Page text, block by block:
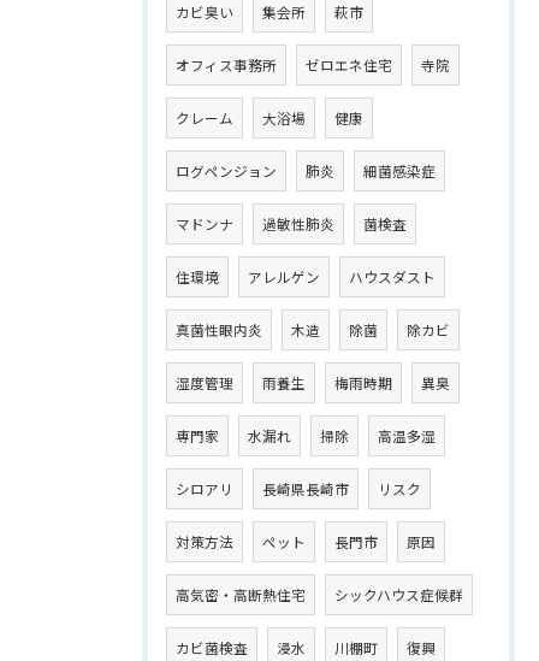
カビ臭い 集会所 萩市
オフィス事務所 ゼロエネ住宅 寺院
クレーム 大浴場 健康
ログペンジョン 肺炎 細菌感染症
マドンナ 過敏性肺炎 菌検査
住環境 アレルゲン ハウスダスト
真菌性眼内炎 木造 除菌 除カビ
湿度管理 雨養生 梅雨時期 異臭
専門家 水漏れ 掃除 高温多湿
シロアリ 長崎県長崎市 リスク
対策方法 ペット 長門市 原因
高気密・高断熱住宅 シックハウス症候群
カビ菌検査 浸水 川棚町 復興